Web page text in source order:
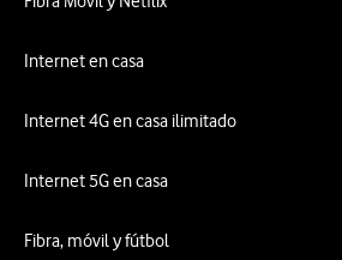
Internet en casa
Internet 4G en casa ilimitado
Internet 5G en casa
Fibra, móvil y fútbol